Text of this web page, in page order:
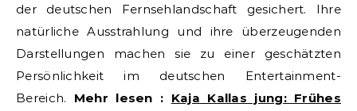
der deutschen Fernsehlandschaft gesichert. Ihre
natürliche Ausstrahlung und ihre überzeugenden
Darstellungen machen sie zu einer geschätzten
Persönlichkeit im deutschen Entertainment-
Bereich. Mehr lesen : Kaja Kallas jung: Frühes